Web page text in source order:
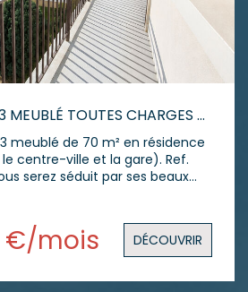
APPARTEMENT T3 MEUBLÉ TOUTES CHARGES COMPRISES
meublé de 70 m² en résidence
centre-ville et la gare). Ref.
: - Une belle entrée
cuisine entièrement équipée
- Un séjour lumineux ouvrant
- Deux chambres
salle d'eau avec douche. - Un
€/mois DÉCOUVRIR